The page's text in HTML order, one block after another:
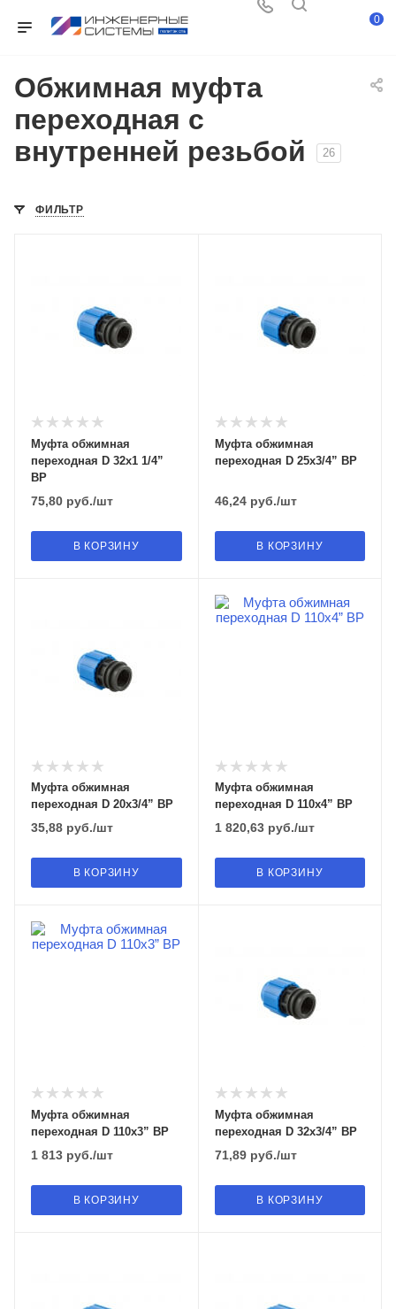
0
Обжимная муфта
переходная с
внутренней резьбой
26
ФИЛЬТР
Муфта обжимная
переходная D 32х1 1/4”
ВР
75,80 руб./шт
В КОРЗИНУ
Муфта обжимная
переходная D 25х3/4” ВР
46,24руб./шт
В КОРЗИНУ
Муфта обжимная
переходная D 20х3/4” ВР
35,88 руб./шт
В КОРЗИНУ
Муфта обжимная
переходная D 110х4” ВР
1 820,63руб./шт
В КОРЗИНУ
Муфта обжимная
переходная D 110х3” ВР
1 813 руб./шт
В КОРЗИНУ
Муфта обжимная
переходная D 32х3/4” ВР
71,89руб./шт
В КОРЗИНУ